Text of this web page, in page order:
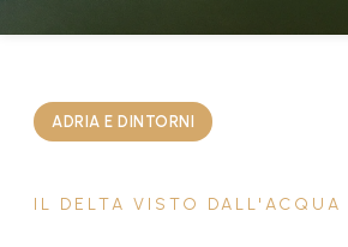
ADRIA E DINTORNI
IL DELTA VISTO DALL'ACQUA